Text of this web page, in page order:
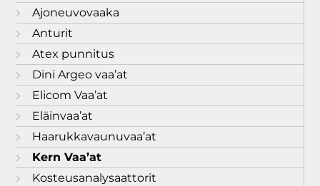
Ajoneuvovaaka
Anturit
Atex punnitus
Dini Argeo vaa’at
Elicom Vaa’at
Eläinvaa’at
Haarukkavaunuvaa’at
Kern Vaa’at
Kosteusanalysaattorit